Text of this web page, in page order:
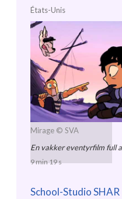
États-Unis
Mirage © SVA
En vakker eventyrfilm full
9 min 19 s
School-Studio SHAR